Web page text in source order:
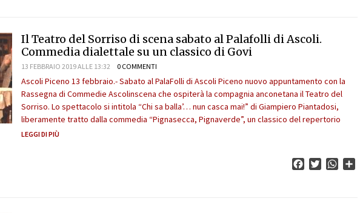
Il Teatro del Sorriso di scena sabato al Palafolli di Ascoli.
Commedia dialettale su un classico di Govi
13 FEBBRAIO 2019 ALLE 13:32 0 COMMENTI
Ascoli Piceno 13 febbraio.- Sabato al PalaFolli di Ascoli Piceno nuovo appuntamento con la
Rassegna di Commedie Ascolinscena che ospiterà la compagnia anconetana il Teatro del
Sorriso. Lo spettacolo si intitola “Chi sa balla’… nun casca mai!” di Giampiero Piantadosi,
liberamente tratto dalla commedia “Pignasecca, Pignaverde”, un classico del repertorio
LEGGI DI PIÙ
FacebookTwitter